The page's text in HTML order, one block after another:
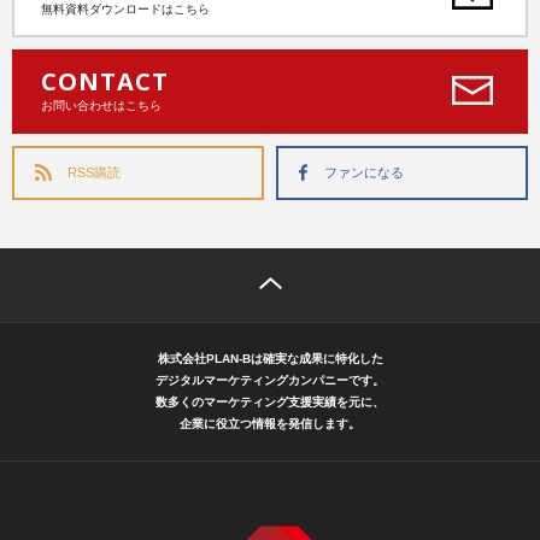
無料資料ダウンロードはこちら
CONTACT
お問い合わせはこちら
RSS購読 ファンになる
株式会社PLAN-Bは確実な成果に特化した
デジタルマーケティングカンパニーです。
数多くのマーケティング支援実績を元に、
企業に役立つ情報を発信します。